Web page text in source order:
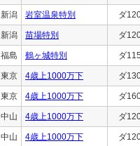
新潟 岩室温泉特別 ダ
新潟 苗場特別 ダ
福島 鶴ヶ城特別 ダ
東京 4歳上1000万下 ダ
東京 4歳上1000万下 ダ
中山 4歳上1000万下 ダ
中山 4歳上1000万下 ダ